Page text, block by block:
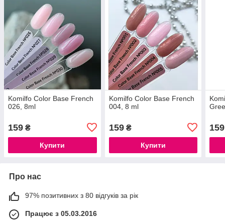
Komilfo Color Base French
026, 8ml
159 ₴
Купити
Komilfo Color Base French
004, 8 ml
159₴
Купити
159
Про нас
97% позитивних з 80 відгуків за рік
Працює з 05.03.2016